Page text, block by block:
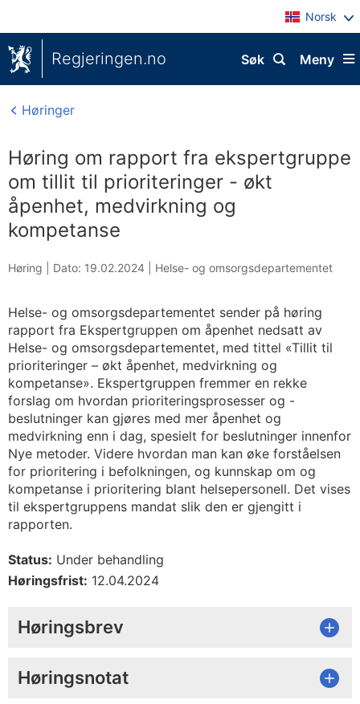
Norsk
Regjeringen.no Meny
Søk
Høringer
Høring om rapport fra ekspertgruppe
om tillit til prioriteringer - økt
åpenhet, medvirkning og
kompetanse
Høring | Dato: 19.02.2024 Helse- og omsorgsdepartementet
Helse- og omsorgsdepartementet sender på høring
rapport fra Ekspertgruppen om åpenhet nedsatt av
Helse- og omsorgsdepartementet, med tittel «Tillit til
prioriteringer – økt åpenhet, medvirkning og
kompetanse». Ekspertgruppen fremmer en rekke
forslag om hvordan prioriteringsprosesser og -
beslutninger kan gjøres med mer åpenhet og
medvirkning enn i dag, spesielt for beslutninger innenfor
Nye metoder. Videre hvordan man kan øke forståelsen
for prioritering i befolkningen, og kunnskap om og
kompetanse i prioritering blant helsepersonell. Det vises
til ekspertgruppens mandat slik den er gjengitt i
rapporten.
Status: Under behandling
Høringsfrist: 12.04.2024
Høringsbrev
Høringsnotat